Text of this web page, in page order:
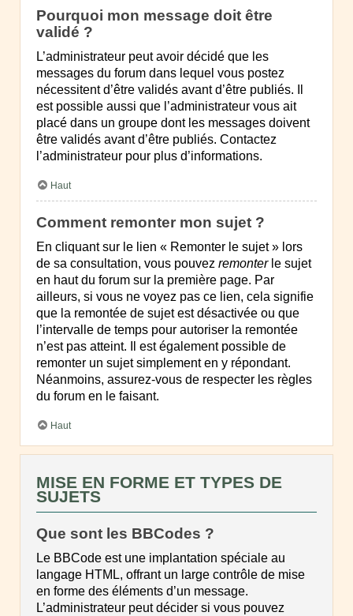
Pourquoi mon message doit être
validé ?
L’administrateur peut avoir décidé que les
messages du forum dans lequel vous postez
nécessitent d’être validés avant d’être publiés. Il
est possible aussi que l’administrateur vous ait
placé dans un groupe dont les messages doivent
être validés avant d’être publiés. Contactez
l’administrateur pour plus d’informations.
Haut
Comment remonter mon sujet ?
En cliquant sur le lien « Remonter le sujet » lors
de sa consultation, vous pouvez remonterle sujet
en haut du forum sur la première page. Par
ailleurs, si vous ne voyez pas ce lien, cela signifie
que la remontée de sujet est désactivée ou que
l’intervalle de temps pour autoriser la remontée
n’est pas atteint. Il est également possible de
remonter un sujet simplement en y répondant.
Néanmoins, assurez-vous de respecter les règles
du forum en le faisant.
Haut
MISE EN FORME ET TYPES DE
SUJETS
Que sont les BBCodes ?
Le BBCode est une implantation spéciale au
langage HTML, offrant un large contrôle de mise
en forme des éléments d’un message.
L’administrateur peut décider si vous pouvez